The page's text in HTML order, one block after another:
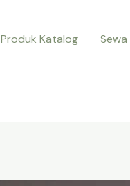
Produk Katalog